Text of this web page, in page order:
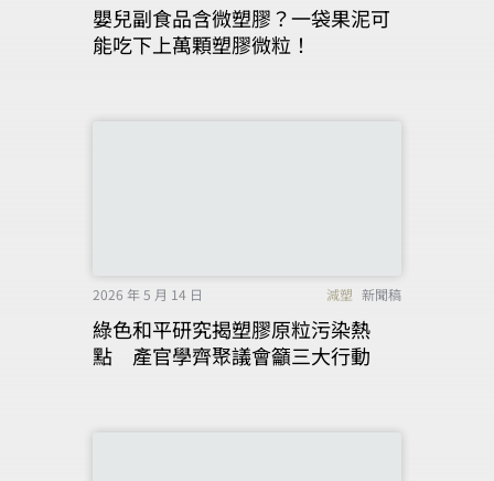
嬰兒副食品含微塑膠？一袋果泥可
能吃下上萬顆塑膠微粒！
2026 年 5 月 14 日 減塑 新聞稿
綠色和平研究揭塑膠原粒污染熱
點 產官學齊聚議會籲三大行動